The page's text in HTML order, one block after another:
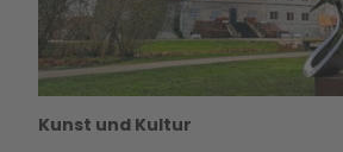
Schloss Wolfsburg
Kunst und Kultur